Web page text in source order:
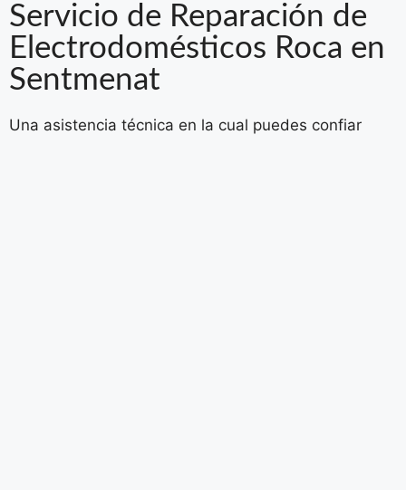
Servicio de Reparación de
Electrodomésticos Roca en
Sentmenat
Una asistencia técnica en la cual puedes confiar